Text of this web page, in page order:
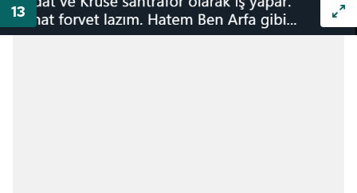
kullanılmaktadır. Bu çerezler vasıtasıyla çeşitli kişisel
verileriniz işlenmekte olup gerekli olan çerezler bilgi